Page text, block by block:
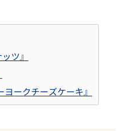
ツ』
ークチーズケーキ』